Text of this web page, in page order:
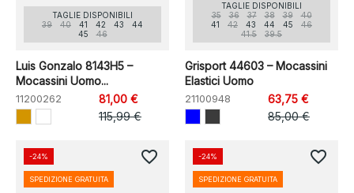
TAGLIE DISPONIBILI
39
40 41 42 43
44
45
46
Luis Gonzalo 8143H5 –
Mocassini Uomo...
11200262
81,00 €
115,99 €
TAGLIE DISPONIBILI
35
36 37 38 39
40
41
42 43 44 45
46
41.5
39.5
Grisport 44603 – Mocassini
Elastici Uomo
21100948
63,75 €
85,00 €
-24%
SPEDIZIONE GRATUITA
favorite_border -24%
SPEDIZIONE GRATUITA
favorite_border